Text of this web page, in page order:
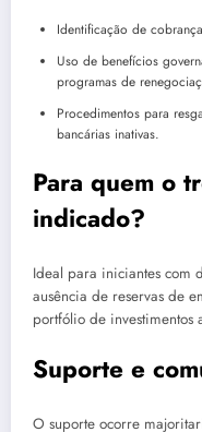
Identificação de
Uso de benefícios
programas de
Procedimentos para
bancárias inativas.
Para quem o
indicado?
Ideal para iniciantes com
ausência de reservas de
portfólio de investimentos
Suporte e
O suporte ocorre